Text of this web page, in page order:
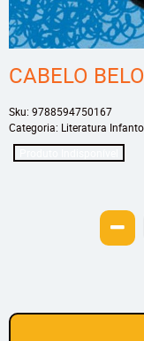
CABELO BELO
Sku: 9788594750167
Categoria: Literatura